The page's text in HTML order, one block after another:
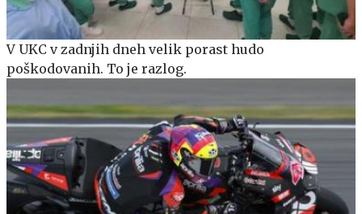
V UKC v zadnjih dneh velik porast hudo
poškodovanih. To je razlog.